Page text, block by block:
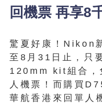
回機票 再享8
驚夏好康！Nikon
至8月31日止，只
120mm kit組合，
人機票！而購買
華航香港來回單人